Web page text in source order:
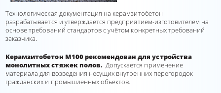
Технологическая документация на керамзитобетон
разрабатывается и утверждается предприятием-изготовителем на
основе требований стандартов с учётом конкретных требований
заказчика.
Керамзитобетон М100 рекомендован для устройства
монолитных стяжек полов.Допускается применение
материала для возведения несущих внутренних перегородок
гражданских и промышленных объектов.